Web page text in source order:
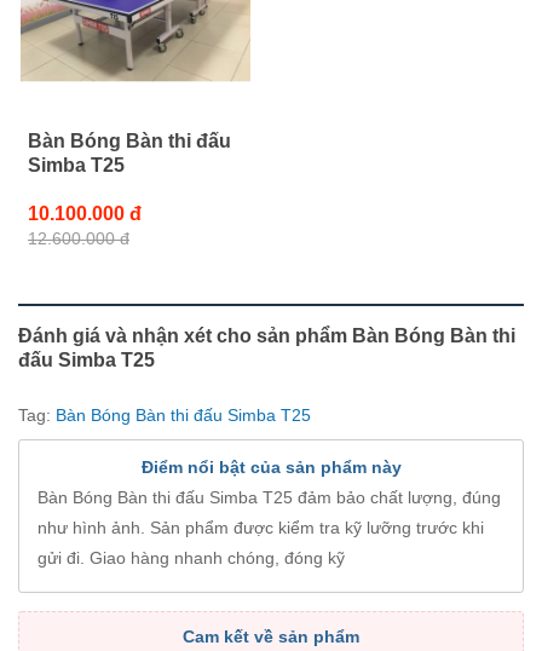
Bàn Bóng Bàn thi đấu
Simba T25
10.100.000 đ
12.600.000 đ
Đánh giá và nhận xét cho sản phẩm Bàn Bóng Bàn thi
đấu Simba T25
Tag: Bàn Bóng Bàn thi đấu Simba T25
Điểm nổi bật của sản phẩm này
Bàn Bóng Bàn thi đấu Simba T25 đảm bảo chất lượng, đúng
như hình ảnh. Sản phẩm được kiểm tra kỹ lưỡng trước khi
gửi đi. Giao hàng nhanh chóng, đóng kỹ
Cam kết về sản phẩm